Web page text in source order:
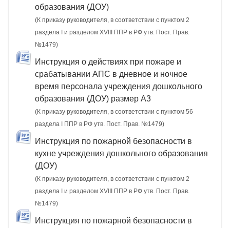
образования (ДОУ)
(К приказу руководителя, в соответствии с пунктом 2
раздела I и разделом XVIII ППР в РФ утв. Пост. Прав.
№1479)
Инструкция о действиях при пожаре и
срабатывании АПС в дневное и ночное
время персонала учреждения дошкольного
образования (ДОУ) размер А3
(К приказу руководителя, в соответствии с пунктом 56
раздела I ППР в РФ утв. Пост. Прав. №1479)
Инструкция по пожарной безопасности в
кухне учреждения дошкольного образования
(ДОУ)
(К приказу руководителя, в соответствии с пунктом 2
раздела I и разделом XVIII ППР в РФ утв. Пост. Прав.
№1479)
Инструкция по пожарной безопасности в